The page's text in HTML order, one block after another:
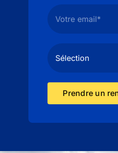
Prendre un